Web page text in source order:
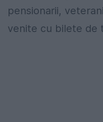
pensionarii,
venite cu bilete de